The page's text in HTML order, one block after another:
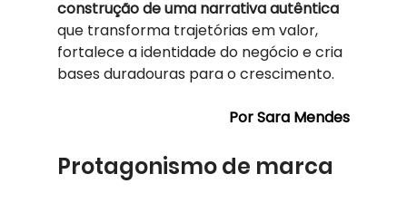
construção de uma narrativa autêntica
que transforma trajetórias em valor,
fortalece a identidade do negócio e cria
bases duradouras para o crescimento.
Por Sara Mendes
Protagonismo de marca